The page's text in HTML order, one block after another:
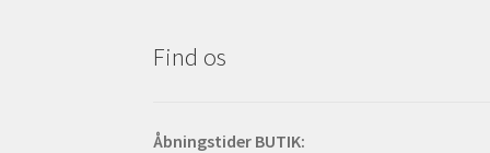
Find os
Åbningstider BUTIK: